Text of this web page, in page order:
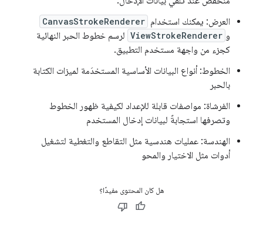
العرض: يمكنك استخدام CanvasStrokeRenderer
و ViewStrokeRenderer لرسم خطوط الحبر النهائية
كجزء من واجهة مستخدم التطبيق.
الخطوط: أنواع البيانات الأساسية المستخدَمة لميزات الكتابة
بالحبر
الفرشاة: مواصفات قابلة للإعداد لكيفية ظهور الخطوط
وتصرفها استجابةً لبيانات إدخال المستخدم
الهندسة: عمليات هندسية مثل التقاطع والتغطية لتشغيل
أدوات مثل الاختيار والمحو
هل كان المحتوى مفيدًا؟